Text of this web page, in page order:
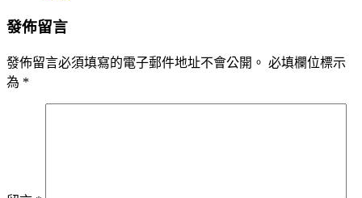
發佈留言
發佈留言必須填寫的電子郵件地址不會公開。 必填欄位標示
為 *